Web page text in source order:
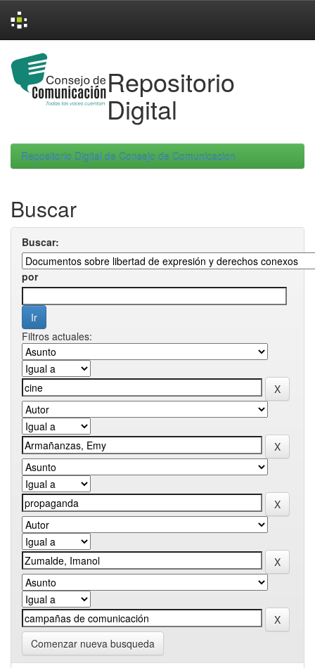
navigation
Repositorio
Digital
Repositorio Digital de Consejo de Comunicacion
Buscar
Buscar:
por
Filtros actuales:
Comenzar nueva busqueda